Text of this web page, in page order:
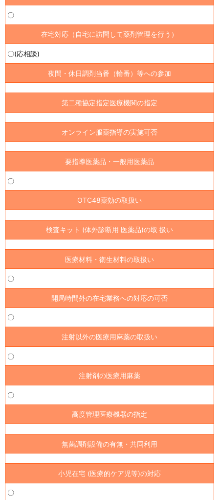
〇
在宅対応（自宅に訪問して薬剤管理を行う）
〇(応相談)
夜間・休日調剤当番（輪番）等への参加
第二種協定指定医療機関の指定
オンライン服薬指導の実施可否
要指導医薬品・一般用医薬品
〇
OTC48薬効の取扱い
検査キット (体外診断用 医薬品)の取 扱い
医療材料・衛生材料の取扱い
〇
開局時間外の在宅業務への対応の可否
〇
注射以外の医療用麻薬の取扱い
〇
注射剤の医療用麻薬
〇
高度管理医療機器の指定
無菌調剤設備の有無・共同利用
小児在宅 (医療的ケア児等)の対応
〇